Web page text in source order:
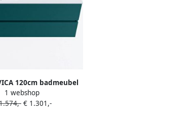
120cm badmeubel
2 lades. Wastafel
1 kraangat kleur Talc.
1 webshop
€ 1.301,-